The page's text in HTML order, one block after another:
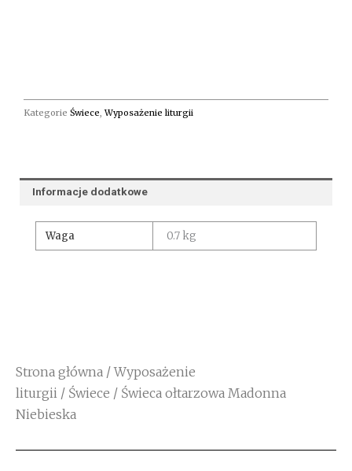
Kategorie Świece,Wyposażenie liturgii
Informacje dodatkowe
Waga 0.7 kg
Strona główna /Wyposażenie
liturgii / Świece / Świeca ołtarzowa Madonna
Niebieska